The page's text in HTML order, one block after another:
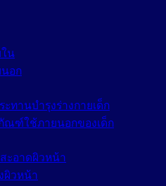
น
อก
ทานบำรุงร่างกายเด็ก
ฑ์ใช้ภายนอกของเด็ก
ะอาดผิวหน้า
ผิวหน้า